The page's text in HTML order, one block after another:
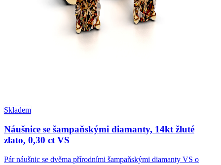
Skladem
Náušnice se šampaňskými diamanty, 14kt žluté
zlato, 0,30 ct VS
Pár náušnic se dvěma přírodními šampaňskými diamanty VS o